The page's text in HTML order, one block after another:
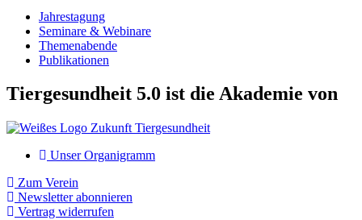
Jahrestagung
Seminare & Webinare
Themenabende
Publikationen
Tiergesundheit 5.0 ist die Akademie von
Unser Organigramm
Zum Verein
Newsletter abonnieren
Vertrag widerrufen